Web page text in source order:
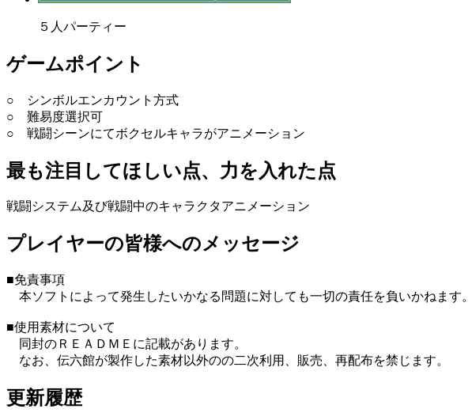
５人パーティー
ゲームポイント
○ シンボルエンカウント方式
○ 難易度選択可
○ 戦闘シーンにてボクセルキャラがアニメーション
最も注目してほしい点、力を入れた点
戦闘システム及び戦闘中のキャラクタアニメーション
プレイヤーの皆様へのメッセージ
■免責事項
本ソフトによって発生したいかなる問題に対しても一切の責任を負いかねます
■使用素材について
同封のＲＥＡＤＭＥに記載があります。
なお、伝六館が製作した素材以外のの二次利用、販売、再配布を禁じます。
更新履歴